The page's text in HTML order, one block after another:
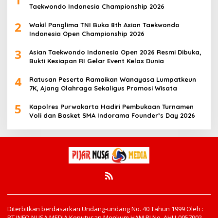
Taekwondo Indonesia Championship 2026
2
Wakil Panglima TNI Buka 8th Asian Taekwondo
Indonesia Open Championship 2026
3
Asian Taekwondo Indonesia Open 2026 Resmi Dibuka,
Bukti Kesiapan RI Gelar Event Kelas Dunia
4
Ratusan Peserta Ramaikan Wanayasa Lumpatkeun
7K, Ajang Olahraga Sekaligus Promosi Wisata
5
Kapolres Purwakarta Hadiri Pembukaan Turnamen
Voli dan Basket SMA Indorama Founder’s Day 2026
Diterbitkan berdasarkan Undang-undang No. 40 Tahun 1999 Oleh :